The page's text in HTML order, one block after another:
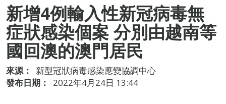
新增4例輸入性新冠病毒無
症狀感染個案 分別由越南等
國回澳的澳門居民
來源：
新型冠狀病毒感染應變協調中心
發布日期：
2022年4月24日 13:44